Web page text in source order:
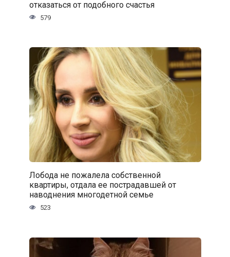
отказаться от подобного счастья
579
Лобода не пожалела собственной
квартиры, отдала ее пострадавшей от
наводнения многодетной семье
523